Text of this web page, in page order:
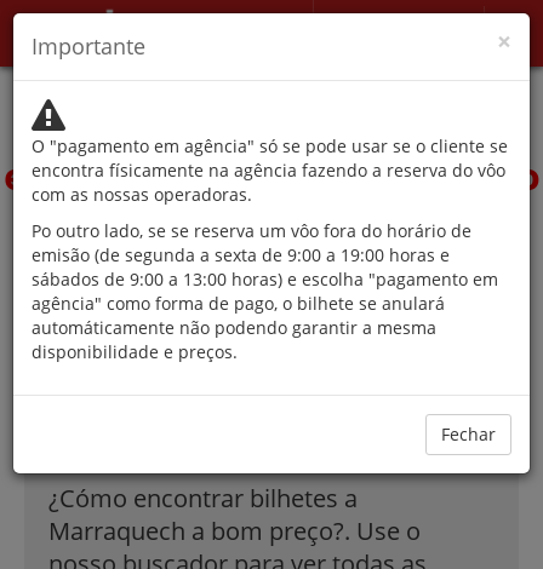
As autoridades
desaconselham a viagem,
exceto por motivos que não
podem ser adiados.
As melhores
ofertas em vôos
para Marraquech!
¿Cómo encontrar bilhetes a
Marraquech a bom preço?. Use o
×
Importante
O "pagamento em agência" só se pode usar se o cliente se
encontra físicamente na agência fazendo a reserva do vôo
com as nossas operadoras.
Po outro lado, se se reserva um vôo fora do horário de
emisão (de segunda a sexta de 9:00 a 19:00 horas e
sábados de 9:00 a 13:00 horas) e escolha "pagamento em
agência" como forma de pago, o bilhete se anulará
automáticamente não podendo garantir a mesma
disponibilidade e preços.
Fechar